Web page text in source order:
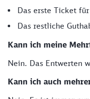
Das erste Ticket
Das restliche
Kann ich meine
Nein. Das Entwerten
Kann ich auch